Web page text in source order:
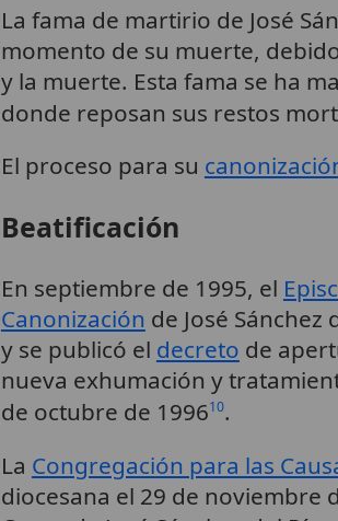
La fama de martirio de José
momento de su muerte,
y la muerte. Esta fama se ha
donde reposan sus restos
El proceso para su
Beatificación
En septiembre de 1995, el
Canonización de José
y se publicó el decreto de
nueva exhumación y
de octubre de 199610.
La Congregación para las
diocesana el 29 de noviembre